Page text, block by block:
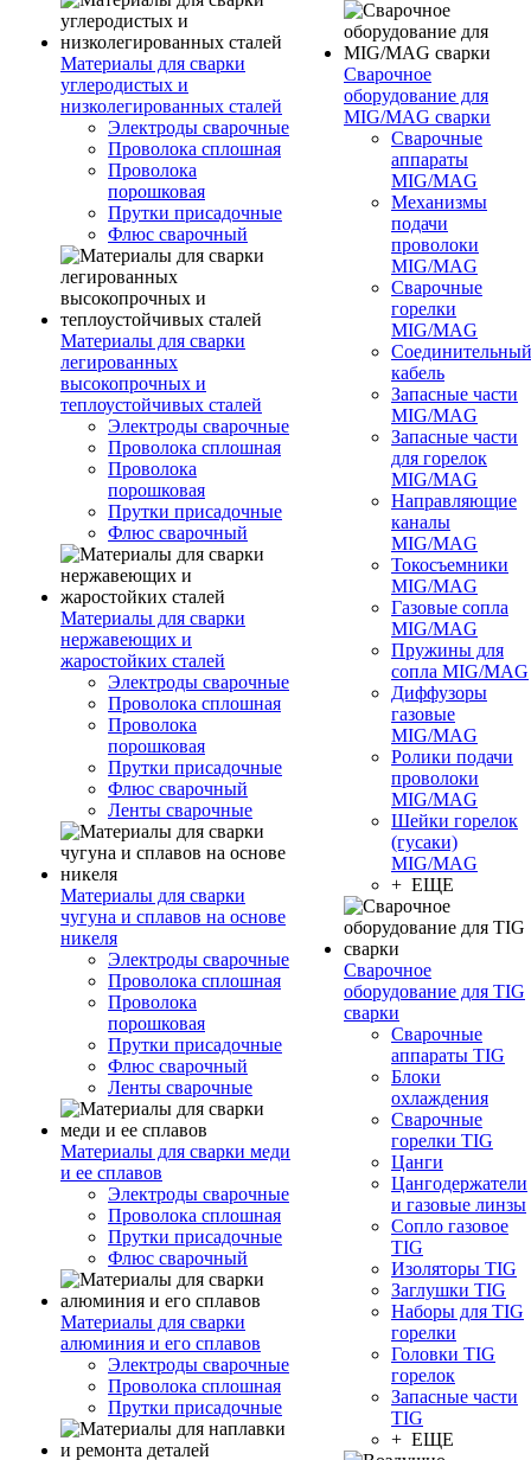
Материалы для сварки
углеродистых и
низколегированных сталей
Электроды сварочные
Проволока сплошная
Проволока
порошковая
Прутки присадочные
Флюс сварочный
Материалы для сварки
легированных
высокопрочных и
теплоустойчивых сталей
Электроды сварочные
Проволока сплошная
Проволока
порошковая
Прутки присадочные
Флюс сварочный
Материалы для сварки
нержавеющих и
жаростойких сталей
Электроды сварочные
Проволока сплошная
Проволока
порошковая
Прутки присадочные
Флюс сварочный
Ленты сварочные
Материалы для сварки
чугуна и сплавов на основе
никеля
Электроды сварочные
Проволока сплошная
Проволока
порошковая
Прутки присадочные
Флюс сварочный
Ленты сварочные
Материалы для сварки меди
и ее сплавов
Электроды сварочные
Проволока сплошная
Прутки присадочные
Флюс сварочный
Материалы для сварки
алюминия и его сплавов
Электроды сварочные
Проволока сплошная
Прутки присадочные
Сварочное
оборудование для
MIG/MAG сварки
Сварочные
аппараты
MIG/MAG
Механизмы
подачи
проволоки
MIG/MAG
Сварочные
горелки
MIG/MAG
Соединительный
кабель
Запасные части
MIG/MAG
Запасные части
для горелок
MIG/MAG
Направляющие
каналы
MIG/MAG
Токосъемники
MIG/MAG
Газовые сопла
MIG/MAG
Пружины для
сопла MIG/MAG
Диффузоры
газовые
MIG/MAG
Ролики подачи
проволоки
MIG/MAG
Шейки горелок
(гусаки)
MIG/MAG
+ ЕЩЕ
Сварочное
оборудование для TIG
сварки
Сварочные
аппараты TIG
Блоки
охлаждения
Сварочные
горелки TIG
Цанги
Цангодержатели
и газовые линзы
Сопло газовое
TIG
Изоляторы TIG
Заглушки TIG
Наборы для TIG
горелки
Головки TIG
горелок
Запасные части
TIG
+ ЕЩЕ